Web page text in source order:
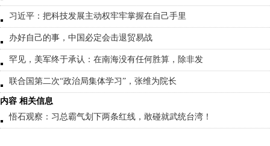
习近平：把科技发展主动权牢牢掌握在自己手里
办好自己的事，中国必定会击退贸易战
罕见，美军终于承认：在南海没有任何胜算，除非发
联合国第二次“政治局集体学习”，张维为院长
内容 相关信息
悟石观察：习总霸气划下两条红线，敢碰就武统台湾！